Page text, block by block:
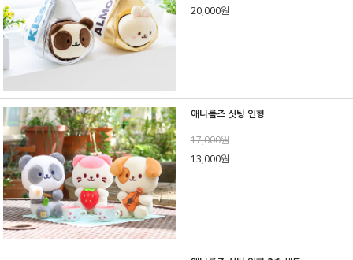
20,000원
애니롤즈 싯팅 인형
17,000원
13,000원